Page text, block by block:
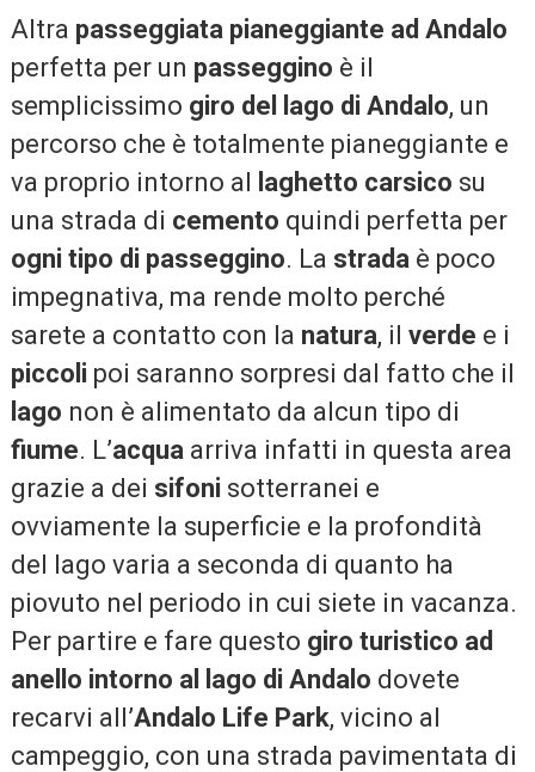
Altra passeggiata pianeggiante ad Andalo
perfetta per un passeggino è il
semplicissimo giro del lago di Andalo, un
percorso che è totalmente pianeggiante e
va proprio intorno al laghetto carsico su
una strada di cemento quindi perfetta per
ogni tipo di passeggino. La strada è poco
impegnativa, ma rende molto perché
sarete a contatto con la natura, il verde e i
piccoli poi saranno sorpresi dal fatto che il
lago non è alimentato da alcun tipo di
fiume. L’acqua arriva infatti in questa area
grazie a dei sifoni sotterranei e
ovviamente la superficie e la profondità
del lago varia a seconda di quanto ha
piovuto nel periodo in cui siete in vacanza.
Per partire e fare questo giro turistico ad
anello intorno al lago di Andalo dovete
recarvi all’Andalo Life Park, vicino al
campeggio, con una strada pavimentata di